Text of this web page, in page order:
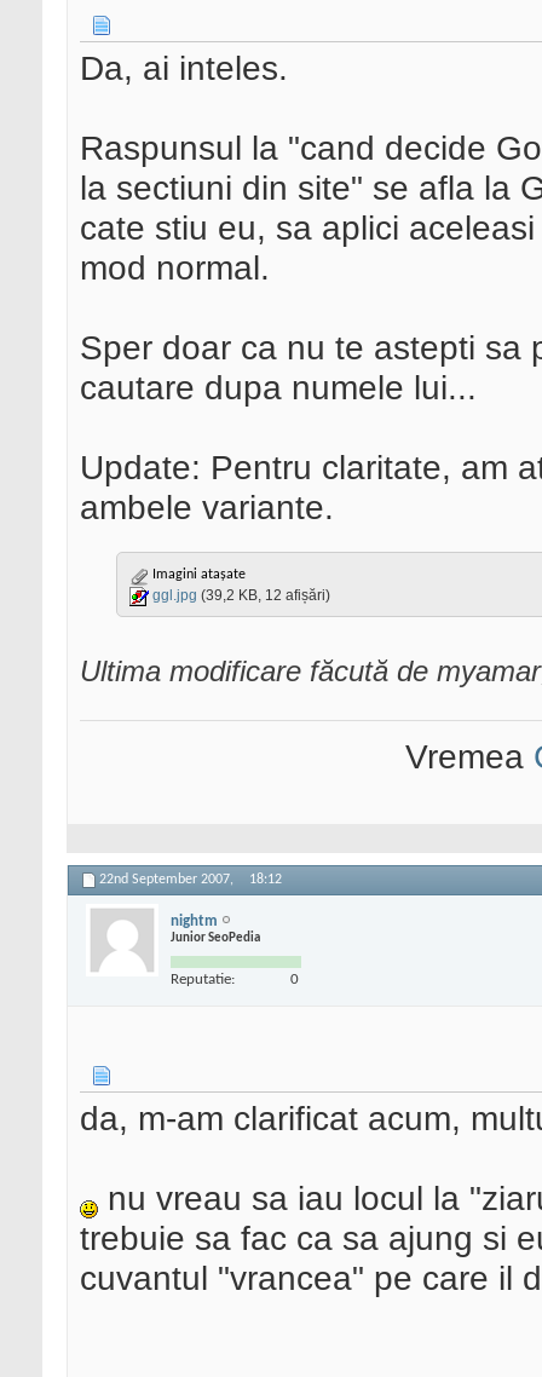
Da, ai inteles.
Raspunsul la "cand decide
la sectiuni din site" se afla la
cate stiu eu, sa aplici
mod normal.
Sper doar ca nu te astepti sa
cautare dupa numele lui...
Update: Pentru claritate, am
ambele variante.
Imagini atașate
ggl.jpg (39,2 KB, 12 afișări)
Ultima modificare făcută de
Vremea
22nd September 2007, 18:12
nightm
Junior SeoPedia
Reputatie: 0
da, m-am clarificat acum,
nu vreau sa iau locul la
trebuie sa fac ca sa ajung si
cuvantul "vrancea" pe care il